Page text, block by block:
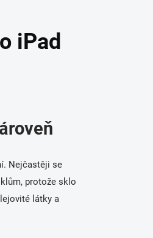
iPad
Nejčastěji se
protože sklo
látky a